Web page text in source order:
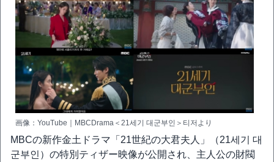
画像：YouTube｜MBCDrama＜21세기 대군부인＞티저より
MBCの新作金土ドラマ「21世紀の大君夫人」（21세기 대
군부인）の特別ティザー映像が公開され、主人公の財閥